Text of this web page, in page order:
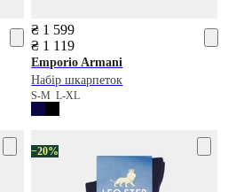
₴ 1 599
₴ 1 119
Emporio Armani
Набір шкарпеток
S-ML-XL
−20%